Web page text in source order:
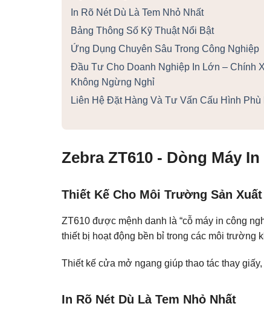
In Rõ Nét Dù Là Tem Nhỏ Nhất
Bảng Thông Số Kỹ Thuật Nổi Bật
Ứng Dụng Chuyên Sâu Trong Công Nghiệp
Đầu Tư Cho Doanh Nghiệp In Lớn – Chính
Không Ngừng Nghỉ
Liên Hệ Đặt Hàng Và Tư Vấn Cấu Hình Phù
Zebra ZT610 - Dòng Máy
Thiết Kế Cho Môi Trường Sản
ZT610 được mệnh danh là “cỗ máy in công
thiết bị hoạt động bền bỉ trong các môi trường
Thiết kế cửa mở ngang giúp thao tác thay
In Rõ Nét Dù Là Tem Nhỏ Nhất